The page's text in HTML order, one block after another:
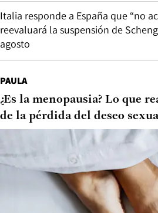
Italia responde a España que “no
reevaluará la suspensión de
agosto
PAULA
¿Es la menopausia? Lo que
de la pérdida del deseo